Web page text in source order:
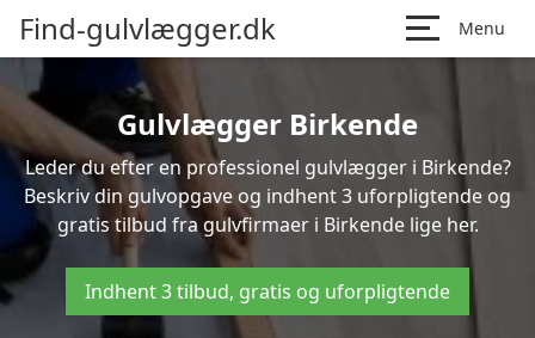
Find-gulvlægger.dk Menu
Gulvlægger Birkende
Leder du efter en professionel gulvlægger i Birkende?
Beskriv din gulvopgave og indhent 3 uforpligtende og
gratis tilbud fra gulvfirmaer i Birkende lige her.
Indhent 3 tilbud, gratis og uforpligtende